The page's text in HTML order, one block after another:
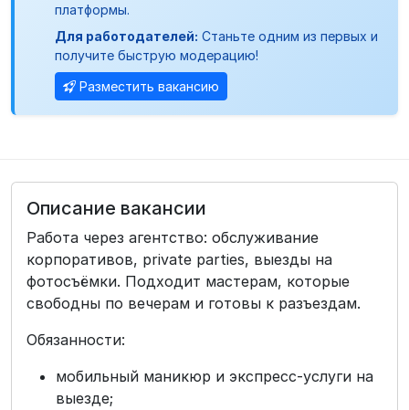
платформы.
Для работодателей: Станьте одним из первых и
получите быструю модерацию!
Разместить вакансию
Описание вакансии
Работа через агентство: обслуживание
корпоративов, private parties, выезды на
фотосъёмки. Подходит мастерам, которые
свободны по вечерам и готовы к разъездам.
Обязанности:
мобильный маникюр и экспресс-услуги на
выезде;